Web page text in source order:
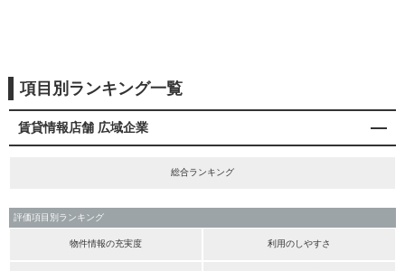
項目別ランキング一覧
賃貸情報店舗 広域企業
総合ランキング
評価項目別ランキング
物件情報の充実度 利用のしやすさ